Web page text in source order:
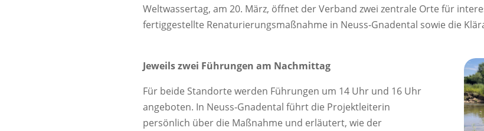
Weltwassertag, am 20. März, öffnet der Verband zwei zentrale Orte für
fertiggestellte Renaturierungsmaßnahme in Neuss‑Gnadental sowie die
Jeweils zwei Führungen am Nachmittag
Für beide Standorte werden Führungen um 14 Uhr und 16 Uhr
angeboten. In Neuss‑Gnadental führt die Projektleiterin
persönlich über die Maßnahme und erläutert, wie der